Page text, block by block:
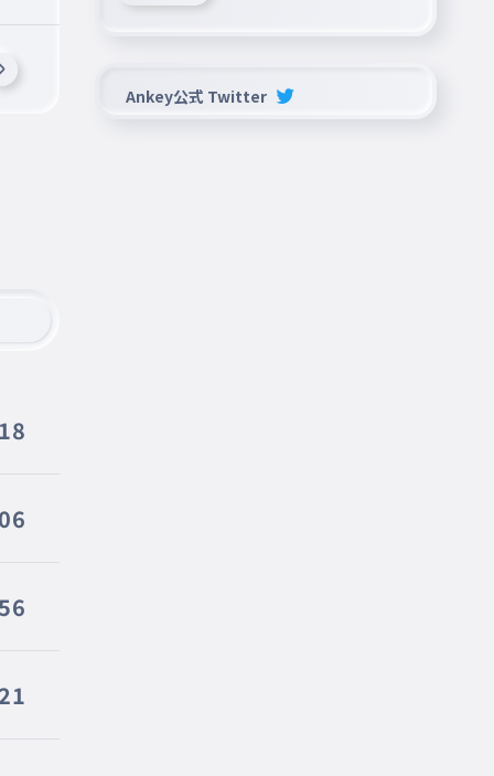
Ankey公式 Twitter